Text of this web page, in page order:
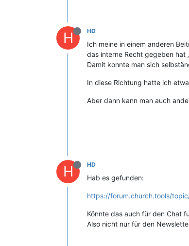
H HD
Ich meine in einem anderen
das interne Recht gegeben hat
Damit konnte man sich
In diese Richtung hatte ich
Aber dann kann man auch
H HD
Hab es gefunden:
https://forum.church.tools/
Könnte das auch für den Chat
Also nicht nur für den